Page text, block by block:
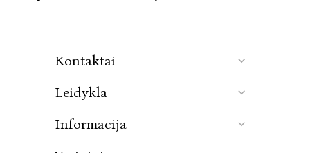
Kontaktai
Leidykla
Informacija